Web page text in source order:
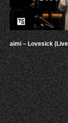
aimi – Lovesick